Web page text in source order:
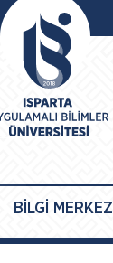
BİLGİ MERKEZİ